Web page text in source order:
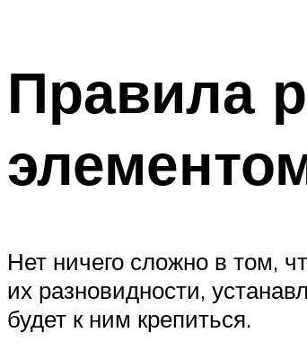
Правила
Нет ничего сложно в том,
их разновидности,
будет к ним крепиться.